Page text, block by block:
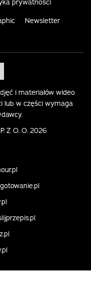
prywatności
Newsletter
i materiałów wideo
lub w części wymaga
Z O. O. 2026